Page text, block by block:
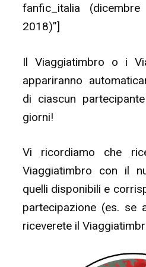
fanfic_italia
2018)”]
Il Viaggiatimbro o i
appariranno
di ciascun
giorni!
Vi ricordiamo che
Viaggiatimbro con il
quelli disponibili e
partecipazione (es. se
riceverete il